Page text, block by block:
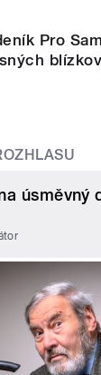
Pro
úsměvný